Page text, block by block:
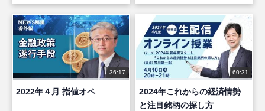
36:17
2022年４月 指値オペ
60:31
2024年これからの経済情勢
と注目銘柄の探し方